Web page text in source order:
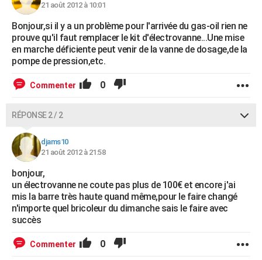
Bricolage
Lifestyle
Culture
Sport
Auto
Television
Voyage
Cinema
21 août 2012 à 10:01
Bonjour,si il y a un problème pour l'arrivée du gas-oil rien ne
prouve qu'il faut remplacer le kit d'électrovanne...Une mise
en marche déficiente peut venir de la vanne de dosage,de la
pompe de pression,etc.
Commenter 0
RÉPONSE 2 / 2
djams10
21 août 2012 à 21:58
bonjour,
un électrovanne ne coute pas plus de 100€ et encore j'ai
mis la barre très haute quand même,pour le faire changé
n'importe quel bricoleur du dimanche sais le faire avec
succès
Commenter 0